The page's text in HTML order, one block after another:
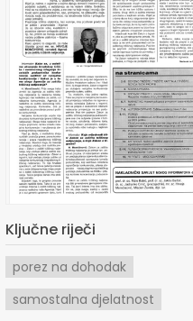
Ključne riječi
porez na dohodak
samostalna djelatnost